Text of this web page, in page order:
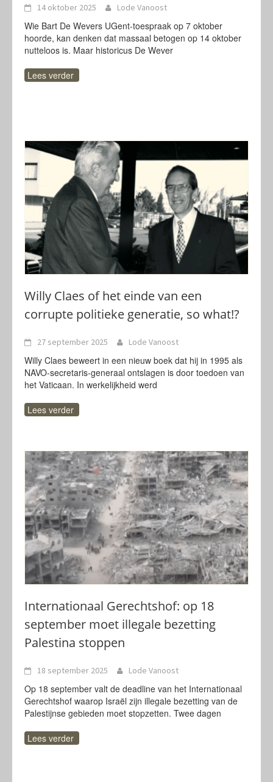
14 oktober 2025 Lode Vanoost
Wie Bart De Wevers UGent-toespraak op 7 oktober
hoorde, kan denken dat massaal betogen op 14 oktober
nutteloos is. Maar historicus De Wever
Lees verder
Willy Claes of het einde van een
corrupte politieke generatie, so what!?
27 september 2025 Lode Vanoost
Willy Claes beweert in een nieuw boek dat hij in 1995 als
NAVO-secretaris-generaal ontslagen is door toedoen van
het Vaticaan. In werkelijkheid werd
Lees verder
Internationaal Gerechtshof: op 18
september moet illegale bezetting
Palestina stoppen
18 september 2025 Lode Vanoost
Op 18 september valt de deadline van het Internationaal
Gerechtshof waarop Israël zijn illegale bezetting van de
Palestijnse gebieden moet stopzetten. Twee dagen
Lees verder